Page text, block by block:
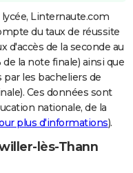
Linternaute.com
du taux de réussite
d'accès de la seconde au
la note finale) ainsi que
les bacheliers de
Ces données sont
nationale, de la
plus d'informations).
lès-Thann